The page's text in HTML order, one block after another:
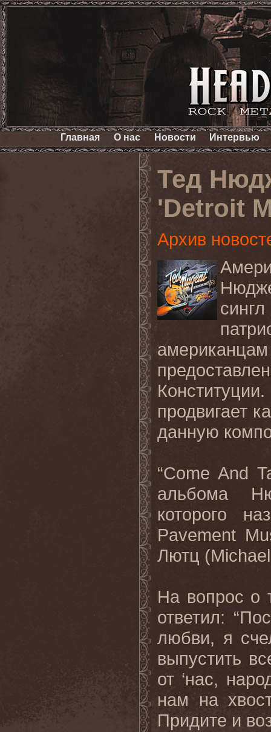
Главная О нас Новости Интервью
Тед
'Detroit
Архив
продвигает
данную
“Come And
альбома
которого
Pavement
Лютц
На вопрос о
ответил:
любви, я
выпустить
от ‘нас,
нам на
Придите и